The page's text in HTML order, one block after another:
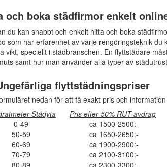
och boka städfirmor enkelt
du kan snabbt och enkelt hitta och boka
som har erfarenhet av varje rengöringsteknik
vikt, speciellt i städbranschen. En flyttstädare
samt hur man använder alla typer av
flyttstädningspriser
nedan för att få exakt pris och information
Städyta
Pris efter 50% RUT-avdrag
0-49
ca 1500-2500:-
50-59
ca 1650-2650:-
60-69
ca 1900-2900:-
70-79
ca 2100-3100:-